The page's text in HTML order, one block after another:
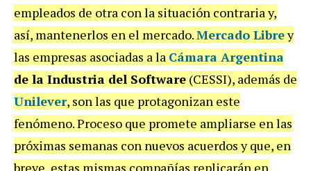
empleados de otra con la situación contraria y,
así, mantenerlos en el mercado.Mercado Librey
las empresas asociadas a la Cámara Argentina
de la Industria del Software (CESSI), además de
Unilever, son las que protagonizan este
fenómeno. Proceso que promete ampliarse en las
próximas semanas con nuevos acuerdos y que, en